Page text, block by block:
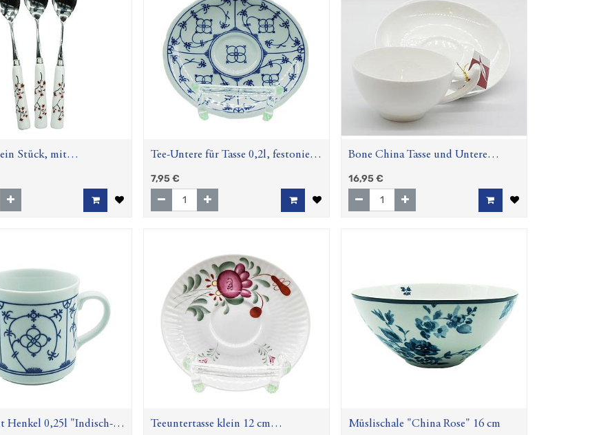
Stück, mit
"Cherry Blossom",
Tee-Untere für Tasse 0,2l, festoniert
(gewellter Rand) "Indisch-Blau"
(Winterling)
7,95€
Bone China Tasse und Untere
"Epsilon", 0,18 l
16,95€
Henkel 0,25l "Indisch-
Teeuntertasse klein 12 cm
Müslischale "China Rose" 16 cm